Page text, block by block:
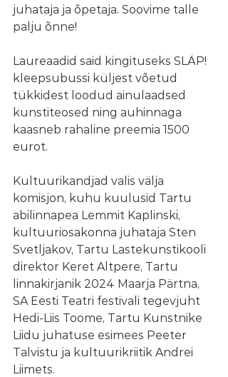
juhataja ja õpetaja. Soovime talle
palju õnne!
Laureaadid said kingituseks SLÄP!
kleepsubussi küljest võetud
tükkidest loodud ainulaadsed
kunstiteosed ning auhinnaga
kaasneb rahaline preemia 1500
eurot.
Kultuurikandjad valis välja
komisjon, kuhu kuulusid Tartu
abilinnapea Lemmit Kaplinski,
kultuuriosakonna juhataja Sten
Svetljakov, Tartu Lastekunstikooli
direktor Keret Altpere, Tartu
linnakirjanik 2024 Maarja Pärtna,
SA Eesti Teatri festivali tegevjuht
Hedi-Liis Toome, Tartu Kunstnike
Liidu juhatuse esimees Peeter
Talvistu ja kultuurikriitik Andrei
Liimets.